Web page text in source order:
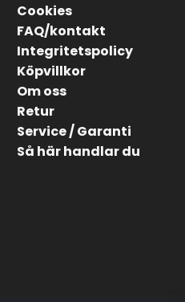
Cookies
FAQ/kontakt
Integritetspolicy
Köpvillkor
Om oss
Retur
Service / Garanti
Så här handlar du